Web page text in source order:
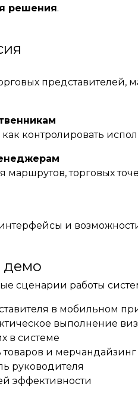
решения.
представителей,
контролировать
маршрутов, торговых
и
демо
сценарии работы
в мобильном
выполнение
в системе
товаров и мерчандайзинг
руководителя
эффективности